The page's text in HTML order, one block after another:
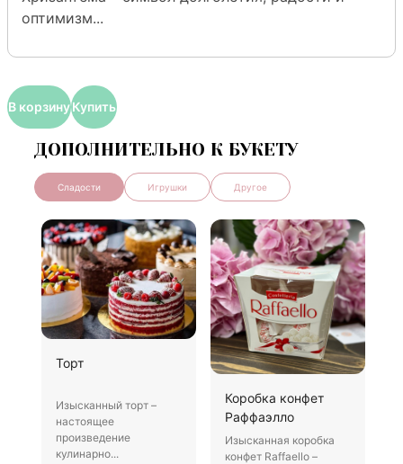
оптимизм...
В корзинуКупить
ДОПОЛНИТЕЛЬНО К БУКЕТУ
Сладости Игрушки Другое
Торт
Изысканный торт –
настоящее
произведение
кулинарно...
Коробка конфет
Раффаэлло
Изысканная коробка
конфет Raffaello –